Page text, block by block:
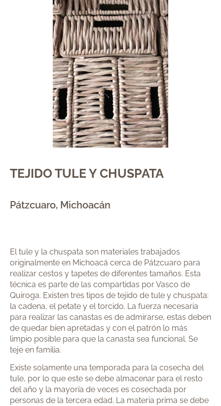
TEJIDO TULE Y CHUSPATA
Pátzcuaro, Michoacán
El tule y la chuspata son materiales trabajados
originalmente en Michoacá cerca de Pátzcuaro para
realizar cestos y tapetes de diferentes tamaños. Esta
técnica es parte de las compartidas por Vasco de
Quiroga. Existen tres tipos de tejido de tule y chuspata:
la cadena, el petate y el torcido. La fuerza necesaria
para realizar las canastas es de admirarse, estas deben
de quedar bien apretadas y con el patrón lo más
limpio posible para que la canasta sea funcional. Se
teje en familia.
Existe solamente una temporada para la cosecha del
tule, por lo que este se debe almacenar para el resto
del año y la mayoría de veces es cosechada por
personas de la tercera edad. La materia prima se debe